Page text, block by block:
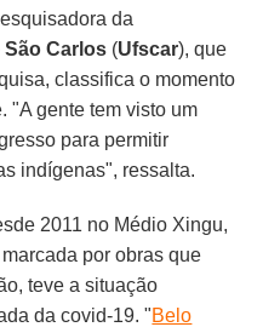
da
São Carlos (Ufscar), que
classifica o momento
"A gente tem visto um
para permitir
indígenas", ressalta.
2011 no Médio Xingu,
por obras que
teve a situação
da covid-19. "Belo